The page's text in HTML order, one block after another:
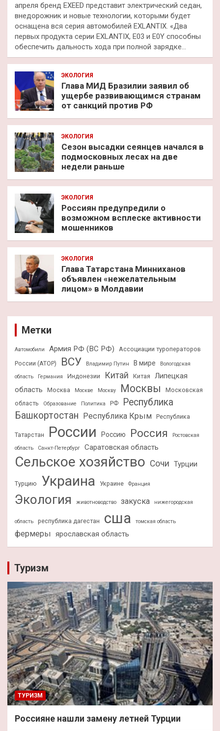
апреля бренд EXEED представит электрический седан,
внедорожник и новые технологии, которыми будет
оснащена вся серия автомобилей EXLANTIX. «Два
первых продукта серии EXLANTIX, E03 и E0Y способны
обеспечить дальность хода при полной зарядке…
ЭКОЛОГИЯ
Глава МИД Бразилии заявил об
ущербе развивающимся странам
от санкций против РФ
ЭКОЛОГИЯ
Сезон высадки сеянцев начался в
подмосковных лесах на две
недели раньше
ЭКОЛОГИЯ
Россиян предупредили о
возможном всплеске активности
мошенников
ЭКОЛОГИЯ
Глава Татарстана Минниханов
объявлен «нежелательным
лицом» в Молдавии
Метки
Автомобили Армия РФ (ВС РФ)
Ассоциации туроператоров
России (АТОР)
ВСУ Владимир Путин В мире
Вологодская
область
Германия Индонезии Китай Китая
Липецкая
область
Москва Москве Москву Москвы
Московская
область
Образование Политика РФ
Республика
Башкортостан
Республика Крым Республика
Татарстан России Россию Россия
Ростовская
область
Санкт-Петербург Саратовская область
Сельское хозяйство Сочи Турции
Турцию Украина Украине Франция
Экология животноводство закуска нижегородская
область республика дагестан сша томская область
фермеры ярославская область
Туризм
ТУРИЗМ
Россияне нашли замену летней Турции